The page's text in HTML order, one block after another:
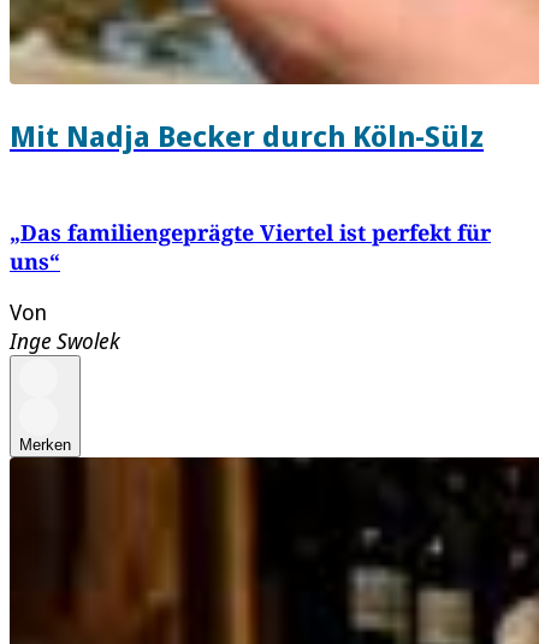
Mit Nadja Becker durch Köln-Sülz
„Das familiengeprägte Viertel ist perfekt für
uns“
Von
Inge Swolek
Merken